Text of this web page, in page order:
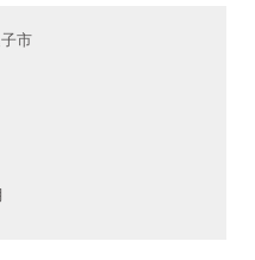
市